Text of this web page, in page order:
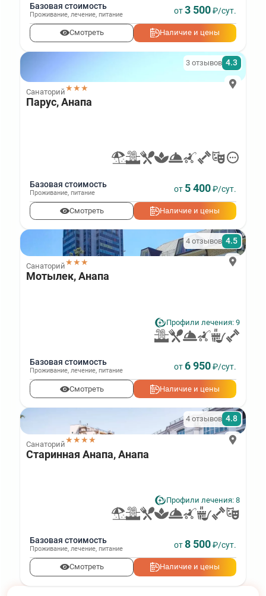
Базовая стоимость
Проживание, лечение, питание от3 500₽/сут.
Смотреть Наличие и цены
Санаторий★★★
3 отзывов 4.3
Парус, Анапа
Базовая стоимость
Проживание питание от 5 400₽/сут.
Смотреть Наличие и цены
Санаторий★★★
4 отзывов 4.5
Мотылек, Анапа
Профили лечения: 9
Базовая стоимость
Проживание, лечение, питание от6 950₽/сут.
Смотреть Наличие и цены
Санаторий★★★★
4 отзывов 4.8
Старинная Анапа, Анапа
Профили лечения: 8
Базовая стоимость
Проживание, лечение, питание от8 500₽/сут.
Смотреть Наличие и цены